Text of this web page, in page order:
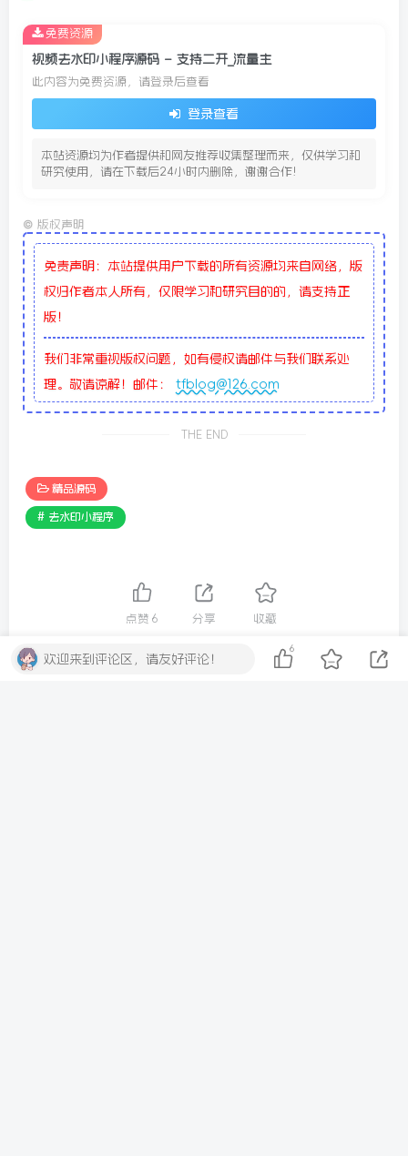
视频去水印小程序源码 – 支持二开_流量主
此内容为免费资源，请登录后查看
登录查看
本站资源均为作者提供和网友推荐收集整理而来，仅供学习和
研究使用，请在下载后24小时内删除，谢谢合作!
免费资源
© 版权声明
免责声明：本站提供用户下载的所有资源均来自网络，版
权归作者本人所有，仅限学习和研究目的的，请支持正
版！
我们非常重视版权问题，如有侵权请邮件与我们联系处
理。敬请谅解！邮件： tfblog@126.com
THE END
精品源码
# 去水印小程序
点赞 6 分享 收藏
欢迎来到评论区，请友好评论！
6